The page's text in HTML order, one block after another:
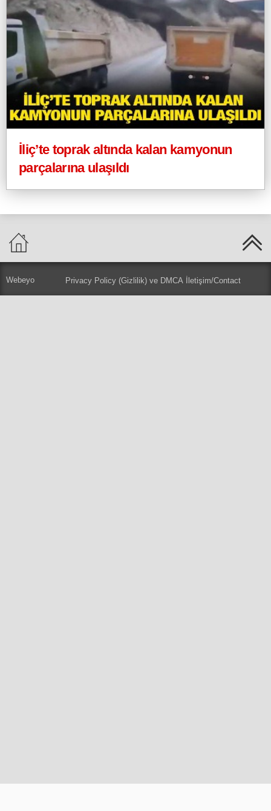
İliç’te toprak altında kalan kamyonun
parçalarına ulaşıldı
Webeyo Privacy Policy (Gizlilik) ve DMCA İletişim/Contact